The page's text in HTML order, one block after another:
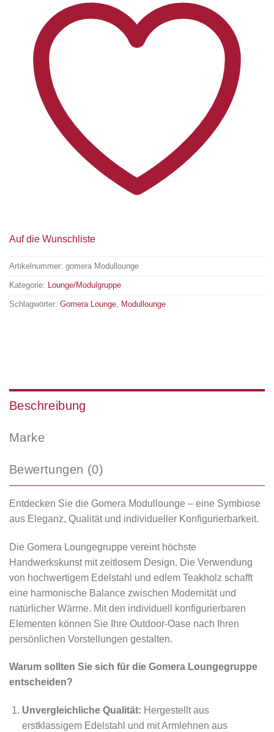
Auf die Wunschliste
Artikelnummer: gomera Modullounge
Kategorie: Lounge/Modulgruppe
Schlagwörter: Gomera Lounge Modullounge
Beschreibung
Marke
Bewertungen (0)
Entdecken Sie die Gomera Modullounge – eine Symbiose
aus Eleganz, Qualität und individueller Konfigurierbarkeit.
Die Gomera Loungegruppe vereint höchste
Handwerkskunst mit zeitlosem Design. Die Verwendung
von hochwertigem Edelstahl und edlem Teakholz schafft
eine harmonische Balance zwischen Modernität und
natürlicher Wärme. Mit den individuell konfigurierbaren
Elementen können Sie Ihre Outdoor-Oase nach Ihren
persönlichen Vorstellungen gestalten.
Warum sollten Sie sich für die Gomera Loungegruppe
entscheiden?
Unvergleichliche Qualität: Hergestellt aus
erstklassigem Edelstahl und mit Armlehnen aus